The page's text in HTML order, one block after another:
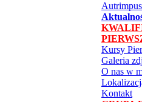
Autrimpus
Kursy
Galeria
O nas w
Kontakt